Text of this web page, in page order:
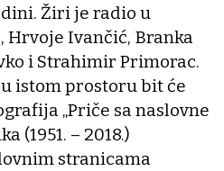
Žiri je radio u
Hrvoje Ivančić, Branka
i Strahimir Primorac.
istom prostoru bit će
„Priče sa naslovne
(1951. – 2018.)
stranicama